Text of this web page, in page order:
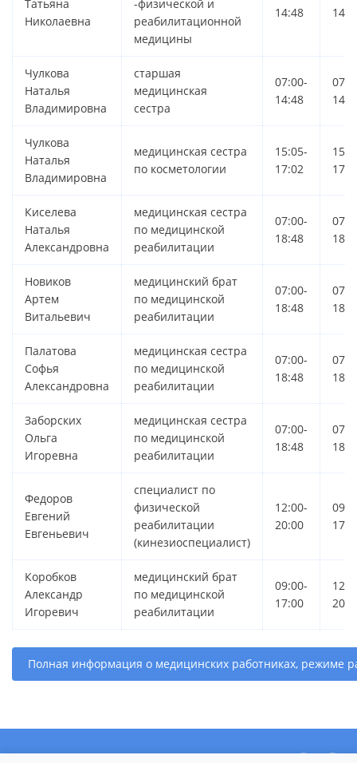
Татьяна
Николаевна
-физической и
реабилитационной
медицины
14:48
Чулкова
Наталья
Владимировна
старшая
медицинская
сестра
07:00-
14:48
Чулкова
Наталья
Владимировна
медицинская сестра
по косметологии
15:05-
17:02
Киселева
Наталья
Александровна
медицинская сестра
по медицинской
реабилитации
07:00-
18:48
Новиков
Артем
Витальевич
медицинский брат
по медицинской
реабилитации
07:00-
18:48
Палатова
Софья
Александровна
медицинская сестра
по медицинской
реабилитации
07:00-
18:48
Заборских
Ольга
Игоревна
медицинская сестра
по медицинской
реабилитации
07:00-
18:48
Федоров
Евгений
Евгеньевич
специалист по
физической
реабилитации
(кинезиоспециалист)
12:00-
20:00
Коробков
Александр
Игоревич
медицинский брат
по медицинской
реабилитации
09:00-
17:00
Полная информация о медицинских работниках, режиме
О центре